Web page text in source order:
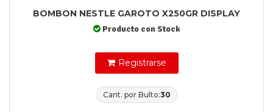
BOMBON NESTLE GAROTO X250GR DISPLAY
Producto con Stock
Registrarse
Cant. por Bulto:30